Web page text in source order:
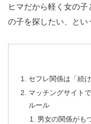
ヒマだから軽く女の
の子を探したい、とい
セフレ関係は「続
マッチングサイト
ルール
男女の関係がも